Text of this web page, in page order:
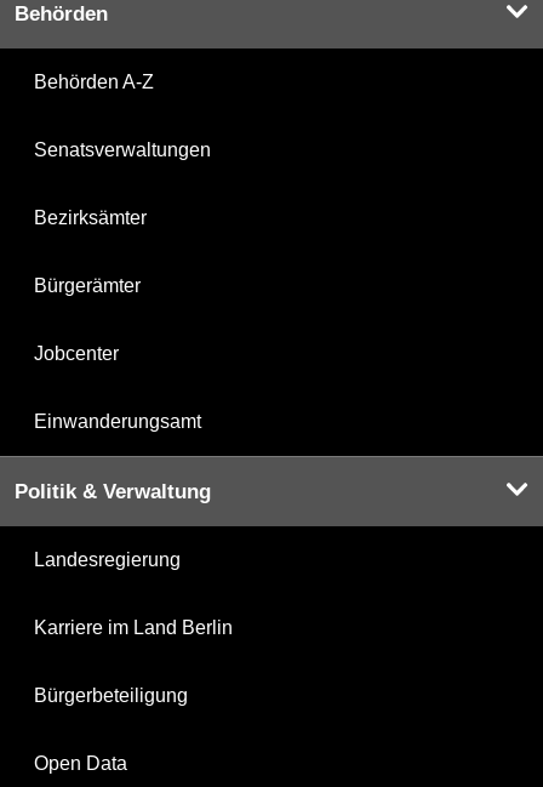
Behörden
Behörden A-Z
Senatsverwaltungen
Bezirksämter
Bürgerämter
Jobcenter
Einwanderungsamt
Politik & Verwaltung
Landesregierung
Karriere im Land Berlin
Bürgerbeteiligung
Open Data